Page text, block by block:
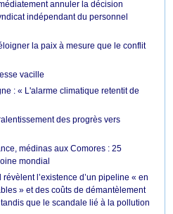
annuler la décision
indépendant du personnel
la paix à mesure que le conflit
vacille
: « L'alarme climatique retentit de
des progrès vers
médinas aux Comores : 25
mondial
l’existence d’un pipeline « en
» et des coûts de démantèlement
que le scandale lié à la pollution